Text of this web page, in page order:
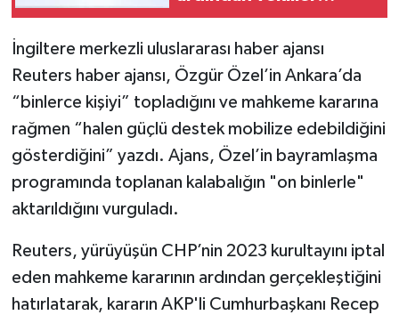
arasında gerginlik
İngiltere merkezli uluslararası haber ajansı
Reuters haber ajansı, Özgür Özel’in Ankara’da
“binlerce kişiyi” topladığını ve mahkeme kararına
rağmen “halen güçlü destek mobilize edebildiğini
gösterdiğini” yazdı. Ajans, Özel’in bayramlaşma
programında toplanan kalabalığın "on binlerle"
aktarıldığını vurguladı.
Reuters, yürüyüşün CHP’nin 2023 kurultayını iptal
eden mahkeme kararının ardından gerçekleştiğini
hatırlatarak, kararın AKP'li Cumhurbaşkanı Recep